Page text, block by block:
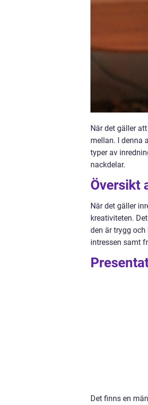
När det gäller
mellan. I denna
typer av
nackdelar.
Översikt
När det gäller
kreativiteten.
den är trygg
intressen samt
Det finns en